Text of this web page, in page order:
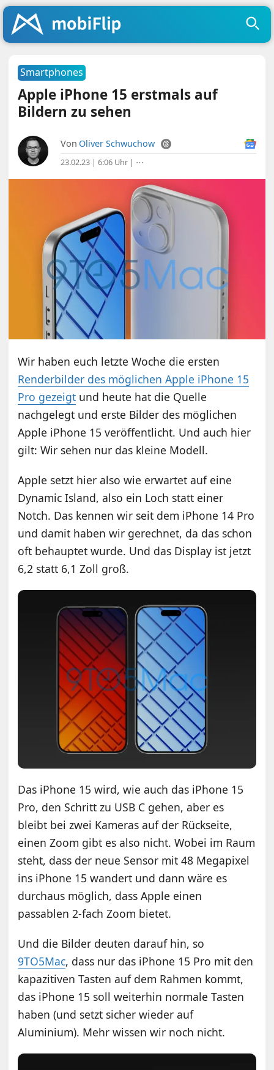
Smartphones
Apple iPhone 15 erstmals auf
Bildern zu sehen
Von Oliver Schwuchow
23.02.23 | 6:06 Uhr | ⋯
Wir haben euch letzte Woche die ersten
Renderbilder des möglichen Apple iPhone 15
Pro gezeigt und heute hat die Quelle
nachgelegt und erste Bilder des möglichen
Apple iPhone 15 veröffentlicht. Und auch hier
gilt: Wir sehen nur das kleine Modell.
Apple setzt hier also wie erwartet auf eine
Dynamic Island, also ein Loch statt einer
Notch. Das kennen wir seit dem iPhone 14 Pro
und damit haben wir gerechnet, da das schon
oft behauptet wurde. Und das Display ist jetzt
6,2 statt 6,1 Zoll groß.
Das iPhone 15 wird, wie auch das iPhone 15
Pro, den Schritt zu USB C gehen, aber es
bleibt bei zwei Kameras auf der Rückseite,
einen Zoom gibt es also nicht. Wobei im Raum
steht, dass der neue Sensor mit 48 Megapixel
ins iPhone 15 wandert und dann wäre es
durchaus möglich, dass Apple einen
passablen 2-fach Zoom bietet.
Und die Bilder deuten darauf hin, so
9TO5Mac, dass nur das iPhone 15 Pro mit den
kapazitiven Tasten auf dem Rahmen kommt,
das iPhone 15 soll weiterhin normale Tasten
haben (und setzt sicher wieder auf
Aluminium). Mehr wissen wir noch nicht.